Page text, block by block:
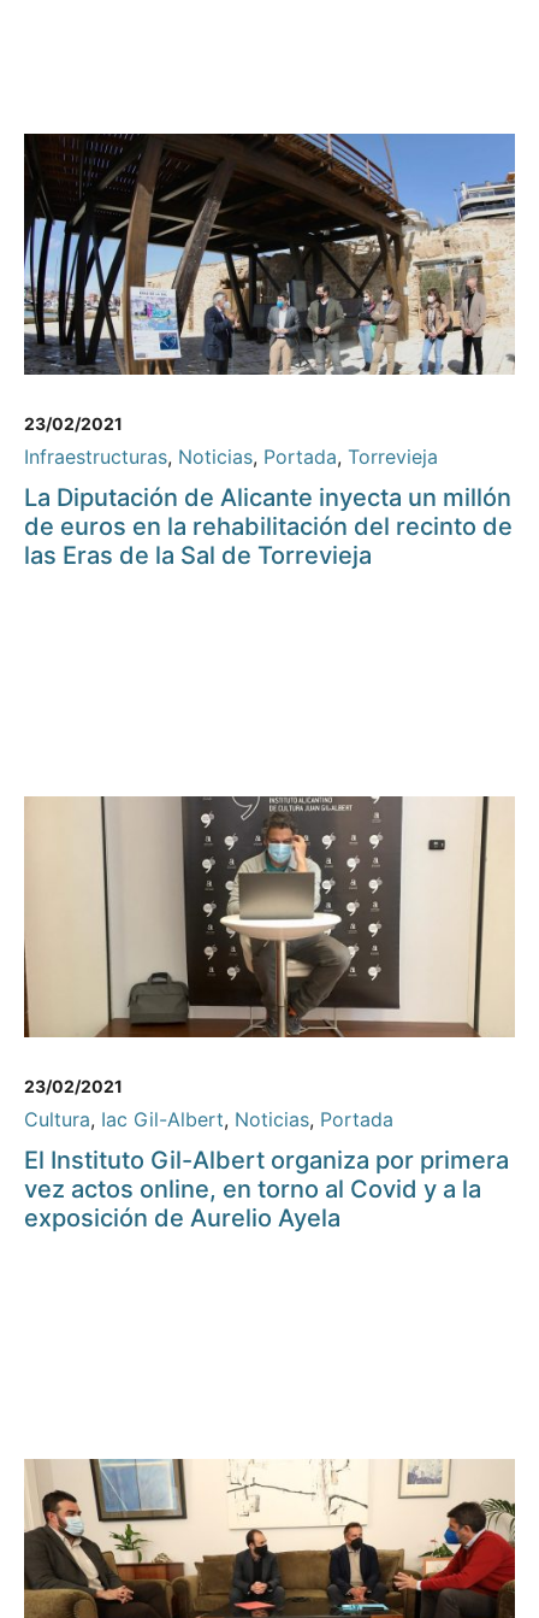
23/02/2021
Infraestructuras, Noticias, Portada, Torrevieja
La Diputación de Alicante inyecta un millón
de euros en la rehabilitación del recinto de
las Eras de la Sal de Torrevieja
23/02/2021
Cultura, Iac Gil-Albert, Noticias, Portada
El Instituto Gil-Albert organiza por primera
vez actos online, en torno al Covid y a la
exposición de Aurelio Ayela